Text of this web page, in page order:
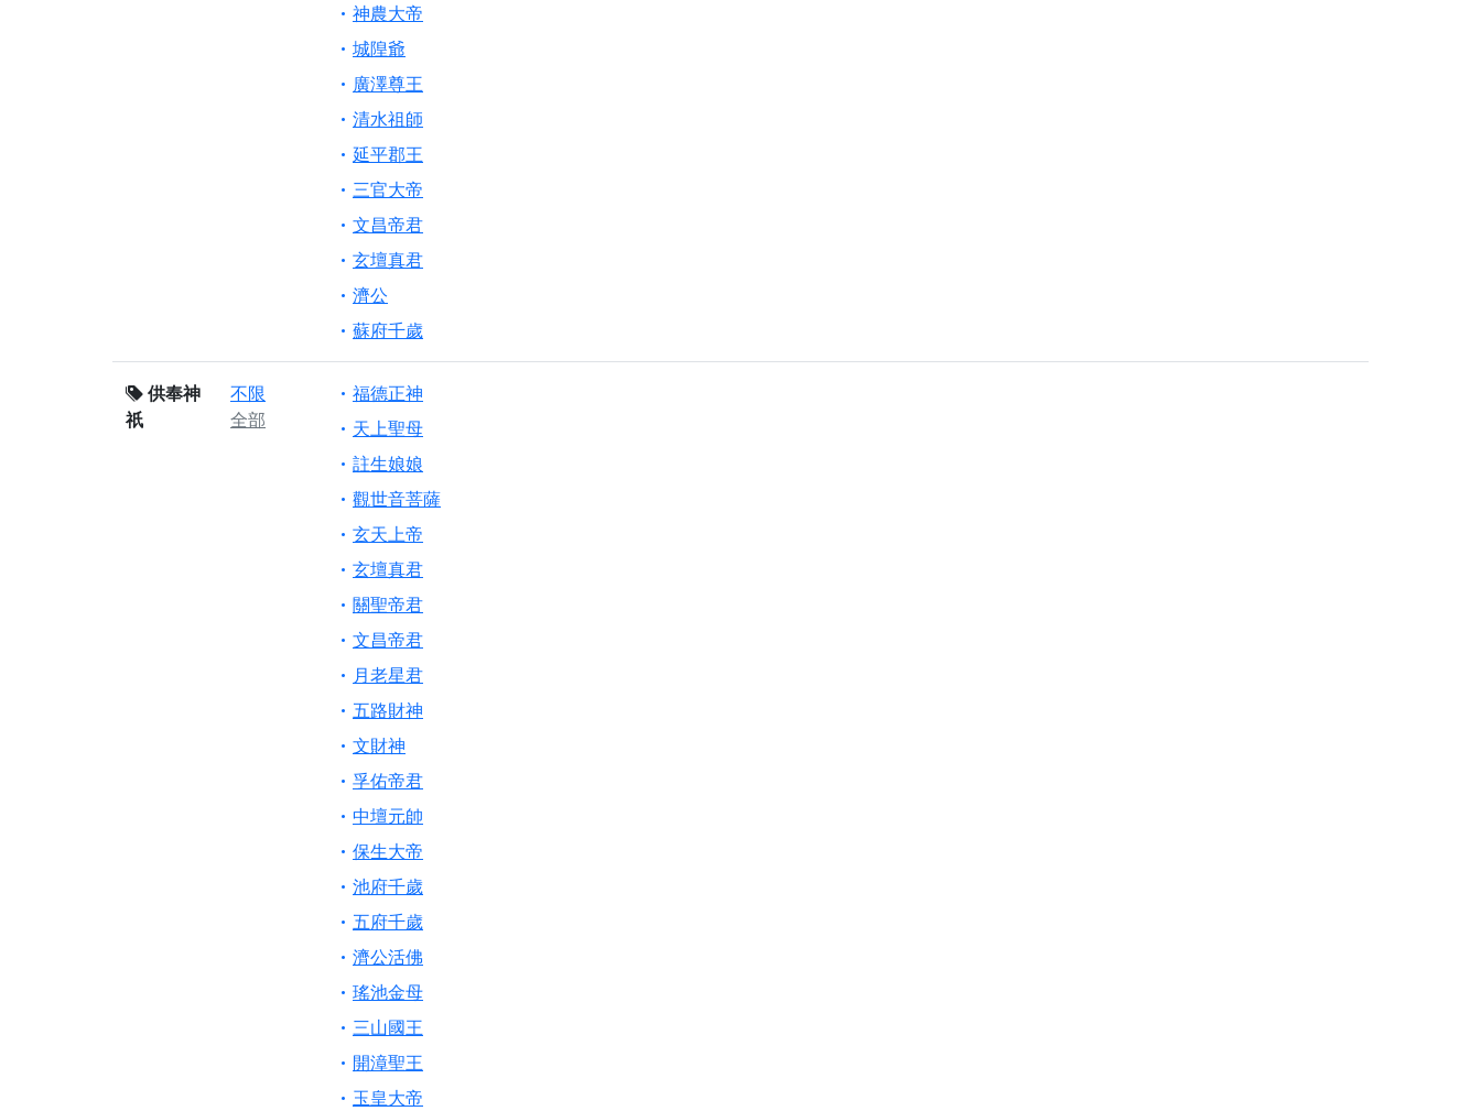
神農大帝
城隍爺
廣澤尊王
清水祖師
延平郡王
三官大帝
文昌帝君
玄壇真君
濟公
蘇府千歲
供奉神
祇
不限
全部
福德正神
天上聖母
註生娘娘
觀世音菩薩
玄天上帝
玄壇真君
關聖帝君
文昌帝君
月老星君
五路財神
文財神
孚佑帝君
中壇元帥
保生大帝
池府千歲
五府千歲
濟公活佛
瑤池金母
三山國王
開漳聖王
玉皇大帝